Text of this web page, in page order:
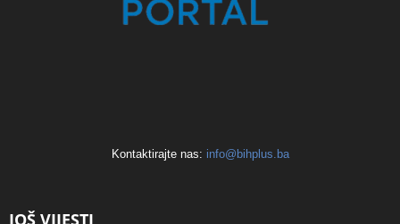
Kontaktirajte nas: info@bihplus.ba
JOŠ VIJESTI